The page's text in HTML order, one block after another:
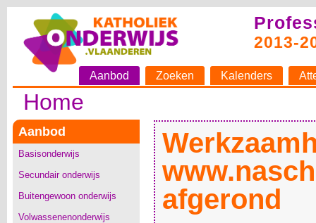
2013-
Aanbod Zoeken Kalenders
Home
Aanbod
Basisonderwijs
Secundair onderwijs
Buitengewoon onderwijs
Volwassenenonderwijs
afgerond